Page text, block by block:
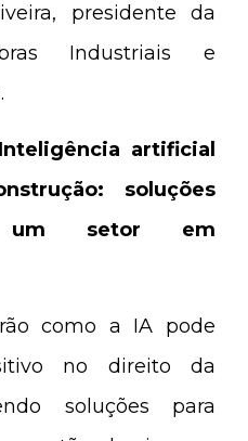
presidente da
Industriais e
artificial
soluções
um setor em
como a IA pode
no direito da
soluções para